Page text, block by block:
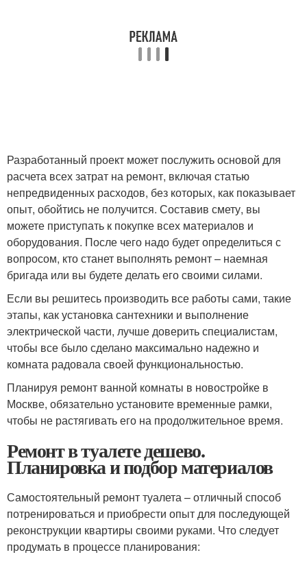
Разработанный проект может послужить основой для
расчета всех затрат на ремонт, включая статью
непредвиденных расходов, без которых, как показывает
опыт, обойтись не получится. Составив смету, вы
можете приступать к покупке всех материалов и
оборудования. После чего надо будет определиться с
вопросом, кто станет выполнять ремонт – наемная
бригада или вы будете делать его своими силами.
Если вы решитесь производить все работы сами, такие
этапы, как установка сантехники и выполнение
электрической части, лучше доверить специалистам,
чтобы все было сделано максимально надежно и
комната радовала своей функциональностью.
Планируя ремонт ванной комнаты в новостройке в
Москве, обязательно установите временные рамки,
чтобы не растягивать его на продолжительное время.
Ремонт в туалете дешево.
Планировка и подбор материалов
Самостоятельный ремонт туалета – отличный способ
потренироваться и приобрести опыт для последующей
реконструкции квартиры своими руками. Что следует
продумать в процессе планирования: